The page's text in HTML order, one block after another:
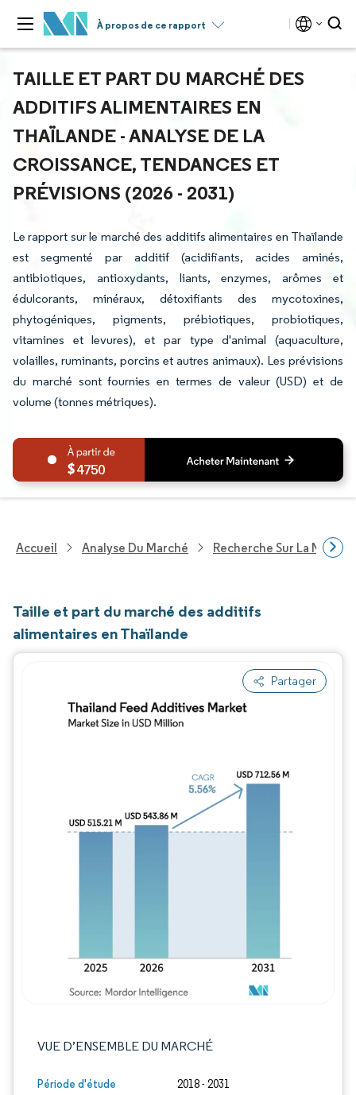
À propos de ce rapport
TAILLE ET PART DU MARCHÉ DES
ADDITIFS ALIMENTAIRES EN
THAÏLANDE - ANALYSE DE LA
CROISSANCE, TENDANCES ET
PRÉVISIONS (2026 - 2031)
Le rapport sur le marché des additifs alimentaires en Thaïlande
est segmenté par additif (acidifiants, acides aminés,
antibiotiques, antioxydants, liants, enzymes, arômes et
édulcorants, minéraux, détoxifiants des mycotoxines,
phytogéniques, pigments, prébiotiques, probiotiques,
vitamines et levures), et par type d'animal (aquaculture,
volailles, ruminants, porcins et autres animaux). Les prévisions
du marché sont fournies en termes de valeur (USD) et de
volume (tonnes métriques).
4750
Accueil Analyse Du Marché Recherche Sur La
Taille et part du marché des additifs
alimentaires en Thaïlande
Partager
VUE D’ENSEMBLE DU MARCHÉ
Période d'étude 2018 - 2031